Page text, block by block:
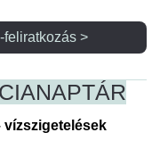
feliratkozás >
NAPTÁR
vízszigetelések